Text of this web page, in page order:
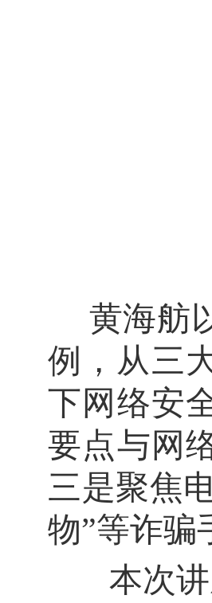
黄海舫
例，从三
下网络安
要点与网
三是聚焦
物”等诈骗
本次讲